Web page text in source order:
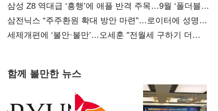
지지도 '50% 아래로'(종합)
삼성 Z8 역대급 ‘흥행’에 애플 반격 주목…9월 ‘폴더블
대전’
삼전닉스 “주주환원 확대 방안 마련”…로이터에 성명
보내
세제개편에 ‘불안·불만’…오세훈 "전월세 구하기 더
함께 볼만한 뉴스